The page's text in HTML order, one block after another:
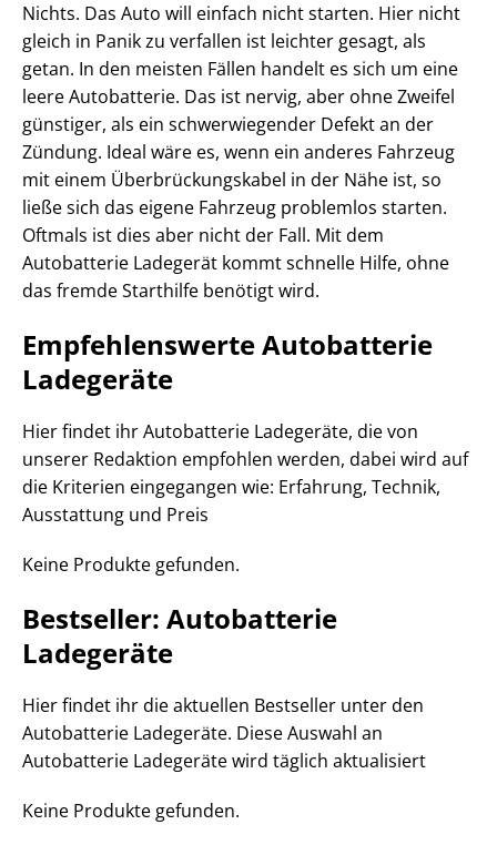
Nichts. Das Auto will einfach nicht starten. Hier nicht
gleich in Panik zu verfallen ist leichter gesagt, als
getan. In den meisten Fällen handelt es sich um eine
leere Autobatterie. Das ist nervig, aber ohne Zweifel
günstiger, als ein schwerwiegender Defekt an der
Zündung. Ideal wäre es, wenn ein anderes Fahrzeug
mit einem Überbrückungskabel in der Nähe ist, so
ließe sich das eigene Fahrzeug problemlos starten.
Oftmals ist dies aber nicht der Fall. Mit dem
Autobatterie Ladegerät kommt schnelle Hilfe, ohne
das fremde Starthilfe benötigt wird.
Empfehlenswerte Autobatterie
Ladegeräte
Hier findet ihr Autobatterie Ladegeräte, die von
unserer Redaktion empfohlen werden, dabei wird auf
die Kriterien eingegangen wie: Erfahrung, Technik,
Ausstattung und Preis
Keine Produkte gefunden.
Bestseller: Autobatterie
Ladegeräte
Hier findet ihr die aktuellen Bestseller unter den
Autobatterie Ladegeräte. Diese Auswahl an
Autobatterie Ladegeräte wird täglich aktualisiert
Keine Produkte gefunden.